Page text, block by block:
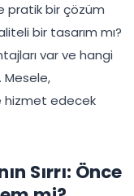
pratik bir çözüm
bir tasarım mı?
var ve hangi
Mesele,
hizmet edecek
Sırrı: Önce